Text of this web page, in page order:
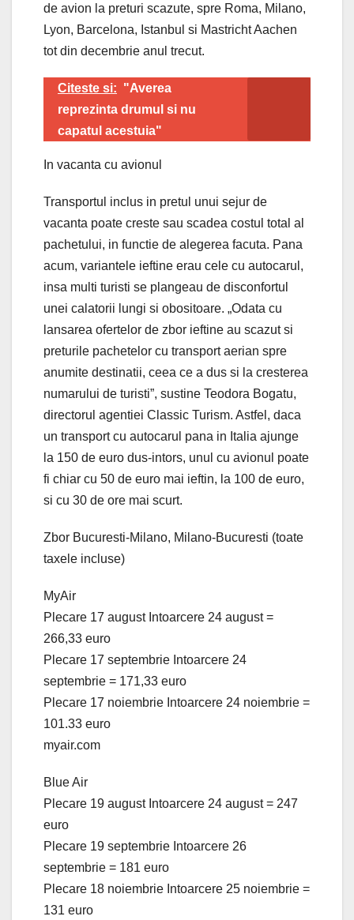
de avion la preturi scazute, spre Roma, Milano,
Lyon, Barcelona, Istanbul si Mastricht Aachen
tot din decembrie anul trecut.
Citeste si: "Averea
reprezinta drumul si nu
capatul acestuia"
In vacanta cu avionul
Transportul inclus in pretul unui sejur de
vacanta poate creste sau scadea costul total al
pachetului, in functie de alegerea facuta. Pana
acum, variantele ieftine erau cele cu autocarul,
insa multi turisti se plangeau de disconfortul
unei calatorii lungi si obositoare. „Odata cu
lansarea ofertelor de zbor ieftine au scazut si
preturile pachetelor cu transport aerian spre
anumite destinatii, ceea ce a dus si la cresterea
numarului de turisti”, sustine Teodora Bogatu,
directorul agentiei Classic Turism. Astfel, daca
un transport cu autocarul pana in Italia ajunge
la 150 de euro dus-intors, unul cu avionul poate
fi chiar cu 50 de euro mai ieftin, la 100 de euro,
si cu 30 de ore mai scurt.
Zbor Bucuresti-Milano, Milano-Bucuresti (toate
taxele incluse)
MyAir
Plecare 17 august Intoarcere 24 august =
266,33 euro
Plecare 17 septembrie Intoarcere 24
septembrie = 171,33 euro
Plecare 17 noiembrie Intoarcere 24 noiembrie =
101.33 euro
myair.com
Blue Air
Plecare 19 august Intoarcere 24 august = 247
euro
Plecare 19 septembrie Intoarcere 26
septembrie = 181 euro
Plecare 18 noiembrie Intoarcere 25 noiembrie =
131 euro